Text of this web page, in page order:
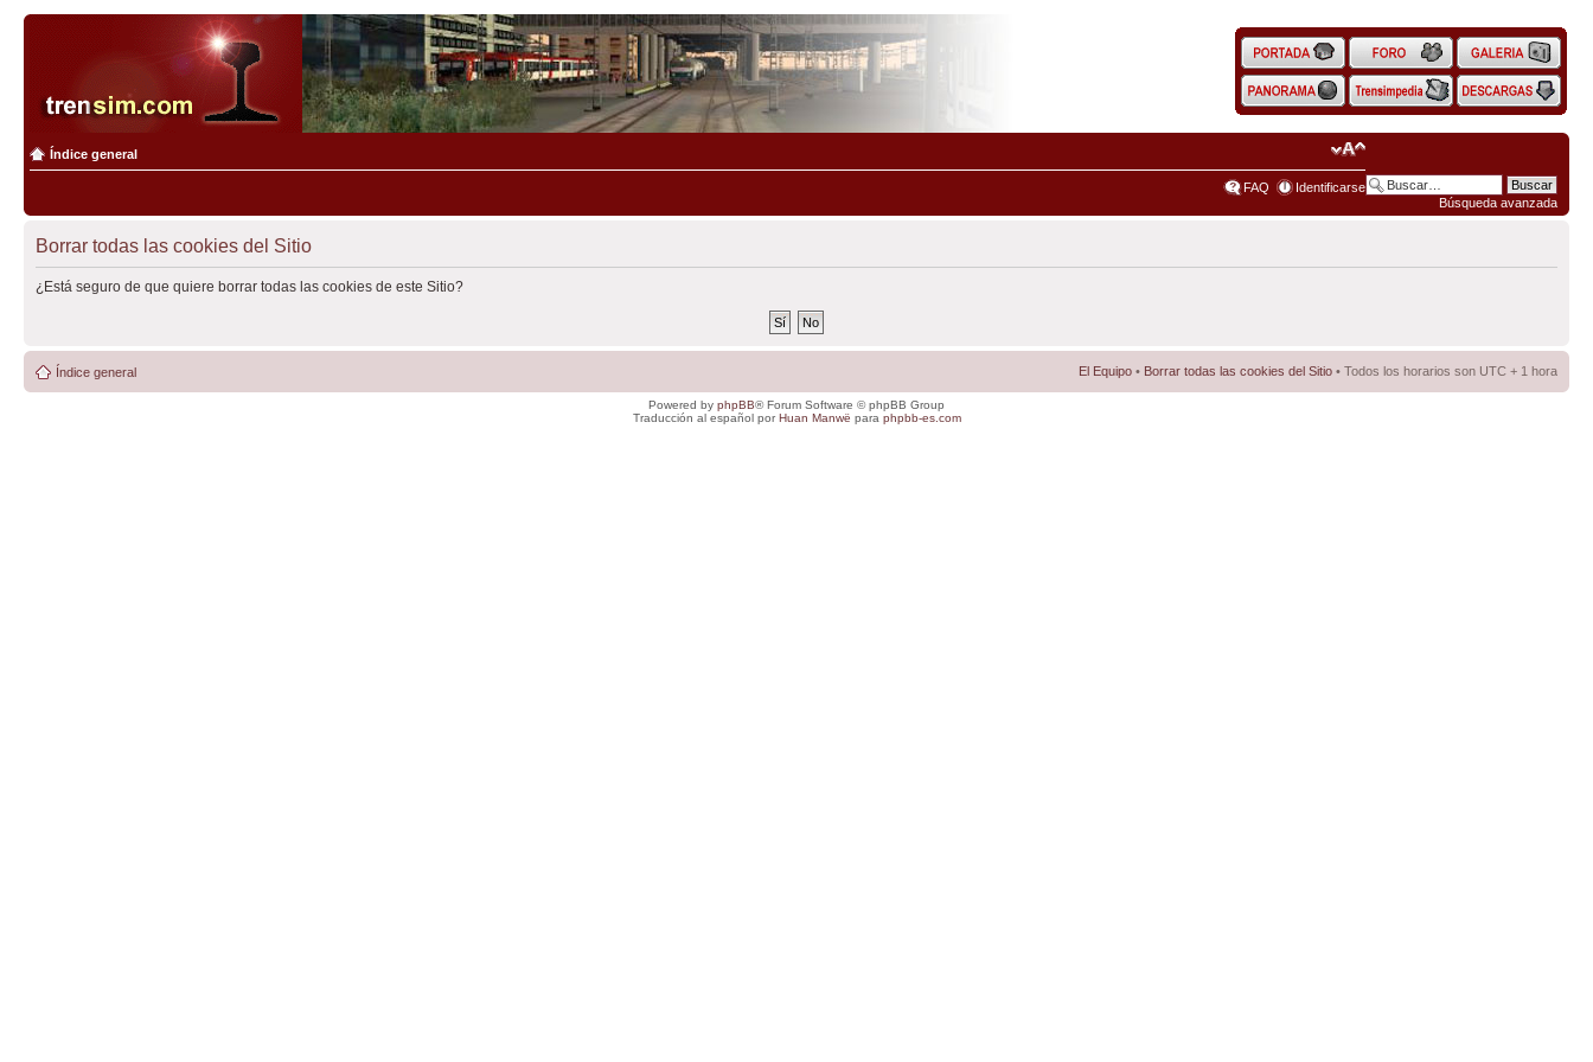
Búsqueda avanzada
Índice general
FAQ Identificarse
Borrar todas las cookies del Sitio
¿Está seguro de que quiere borrar todas las cookies de este Sitio?
Índice general El Equipo • Borrar todas las cookies del Sitio • Todos los horarios son UTC + 1 hora
Powered by phpBB® Forum Software © phpBB Group
Traducción al español porHuan Manwë para phpbb-es.com